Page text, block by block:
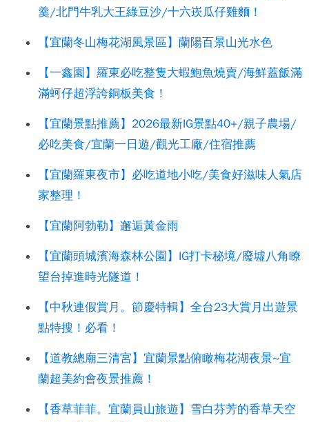
羹/北門牛乳大王綠豆沙/十六崁瓜仔雞麵！
【宜蘭冬山梅花湖風景區】蘭陽百景山光水色
【一鑫園】羅東必吃整隻大蝦鮑魚燒賣/海鮮蓋飯滿
滿蚵仔超浮誇銅板美食！
【宜蘭景點推薦】2026最新IG景點40+/親子農場/
必吃美食/宜蘭一日遊/觀光工廠/住宿推薦
【宜蘭羅東夜市】必吃道地小吃/美食好滋味人氣店
家整理！
【宜蘭阿勃勒】邂逅黃金雨
【宜蘭頭城濱海森林公園】IG打卡秘境/廢墟八角瞭
望台掉進時光隧道！
【中秋連假賞月。節慶特輯】全台23大賞月出遊景
點特搜！必看！
【道教總廟三清宮】宜蘭景點俯瞰梅花湖夜景~宜
蘭超美約會夜景推薦！
【香草菲菲。宜蘭員山旅遊】雪白芬芳的香草天空